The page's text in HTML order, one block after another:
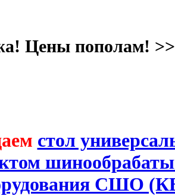
Цены пополам!
стол
СШО